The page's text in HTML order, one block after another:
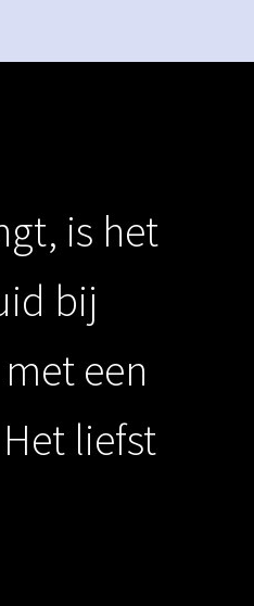
is het
bij
een
liefst